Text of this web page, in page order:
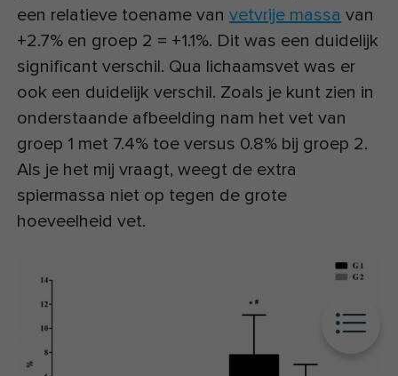
een relatieve toename vanvetvrije massa van
+2.7% en groep 2 = +1.1%. Dit was een duidelijk
significant verschil. Qua lichaamsvet was er
ook een duidelijk verschil. Zoals je kunt zien in
onderstaande afbeelding nam het vet van
groep 1 met 7.4% toe versus 0.8% bij groep 2.
Als je het mij vraagt, weegt de extra
spiermassa niet op tegen de grote
hoeveelheid vet.